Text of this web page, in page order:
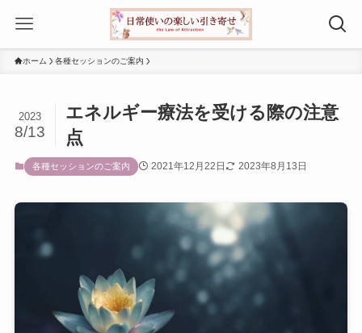
ホーム 各種セッションのご案内
エネルギー療法を受ける際の注意
点
2023
8/13
各種セッションのご案内 2021年12月22日 2023年8月13日